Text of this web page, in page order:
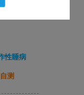
性睡病
测